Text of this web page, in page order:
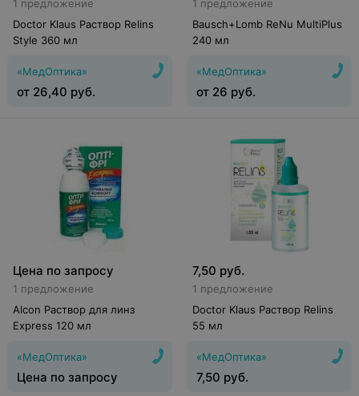
1 предложение
Doctor Klaus Раствор Relins
Style 360 мл
«МедОптика»
от 26,40 руб.
1 предложение
Bausch+Lomb ReNu MultiPlus
240 мл
«МедОптика»
от 26 руб.
Цена по запросу
1 предложение
Alcon Раствор для линз
Express 120 мл
«МедОптика»
Цена по запросу
7,50 руб.
1 предложение
Doctor Klaus Раствор Relins
55 мл
«МедОптика»
7,50 руб.